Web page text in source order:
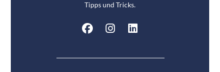
Tipps und Tricks.